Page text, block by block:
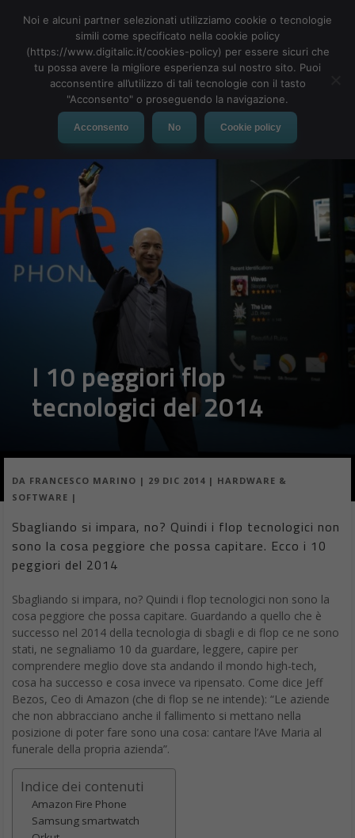
MENU
I 10 peggiori flop
tecnologici del 2014
DA FRANCESCO MARINO | 29 DIC 2014 | HARDWARE &
SOFTWARE |
Sbagliando si impara, no? Quindi i flop tecnologici non
sono la cosa peggiore che possa capitare. Ecco i 10
peggiori del 2014
Sbagliando si impara, no? Quindi i flop tecnologici non sono la
cosa peggiore che possa capitare. Guardando a quello che è
successo nel 2014 della tecnologia di sbagli e di flop ce ne sono
stati, ne segnaliamo 10 da guardare, leggere, capire per
comprendere meglio dove sta andando il mondo high-tech,
cosa ha successo e cosa invece va ripensato. Come dice Jeff
Bezos, Ceo di Amazon (che di flop se ne intende): “Le aziende
che non abbracciano anche il fallimento si mettano nella
posizione di poter fare sono una cosa: cantare l’Ave Maria al
funerale della propria azienda”.
Indice dei contenuti
Amazon Fire Phone
Samsung smartwatch
Noi e alcuni partner selezionati utilizziamo cookie o tecnologie
simili come specificato nella cookie policy
(https://www.digitalic.it/cookies-policy) per essere sicuri che
tu possa avere la migliore esperienza sul nostro sito. Puoi
acconsentire all’utilizzo di tali tecnologie con il tasto
"Acconsento" o proseguendo la navigazione.
Acconsento No Cookie policy